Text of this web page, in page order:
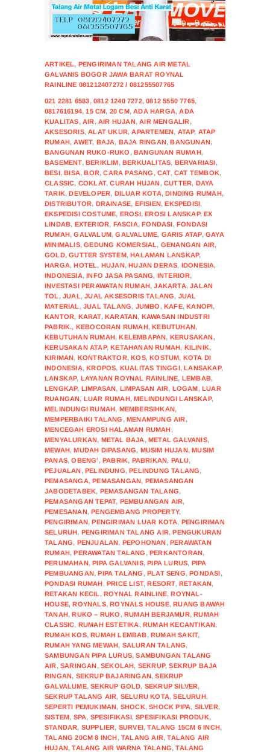
ARTIKEL, PENGIRIMAN TALANG AIR METAL
GALVANIS BOGOR JAWA BARAT ROYNAL
RAINLINE 081212407272 / 081255507765
021 2281 6583,0812 1240 7272,0812 5550 7765,
0817616194,15 CM, 20 CM,ADA HARGA,ADA
KUALITAS,AIR,AIR HUJAN,AIR MENGALIR,
AKSESORIS,ALAT UKUR,APARTEMEN, ATAP, ATAP
RUMAH,AWET, BAJA, BAJA RINGAN,BANGUNAN,
BANGUNAN RUKO-RUKO ,BANGUNAN RUMAH,
BASEMENT,BERIKLIM,BERKUALITAS, BERVARIASI,
BESI,BISA,BOR,CARA PASANG ,CAT,CAT TEMBOK,
CLASSIC, COKLAT,CURAH HUJAN,CUTTER, DAYA
TARIK,DEVELOPER, DILUAR KOTA,DINDING RUMAH,
DISTRIBUTOR, DRAINASE, EFISIEN,EKSPEDISI,
EKSPEDISI COSTUME, EROSI,EROSI LANSKAP,EX
LINDAB, EXTERIOR, FASCIA,FONDASI,FONDASI
RUMAH,GALVALUM,GALVALUME, GARIS ATAP,GAYA
MINIMALIS,GEDUNG KOMERSIAL, GENANGAN AIR,
GOLD,GUTTER SYSTEM,HALAMAN LANSKAP,
HARGA,HOTEL, HUJAN,HUJAN DERAS, IDONESIA,
INDONESIA,INFO JASA PASANG, INTERIOR,
INVESTASI PERAWATAN RUMAH,JAKARTA,JALAN
TOL ,JUAL,JUAL AKSESORIS TALANG, JUAL
MATERIAL ,JUAL TALANG, JUMBO ,KAFE,KANOPI,
KANTOR, KARAT,KARATAN, KAWASAN INDUSTRI
PABRIK., KEBOCORAN RUMAH,KEBUTUHAN,
KEBUTUHAN RUMAH,KELEMBAPAN, KERUSAKAN,
KERUSAKAN ATAP,KETAHANAN RUMAH, KILINIK,
KIRIMAN, KONTRAKTOR,KOS,KOSTUM, KOTA DI
INDONESIA,KROPOS, KUALITAS TINGGI,LANSAKAP,
LANSKAP, LAYANAN ROYNAL RAINLINE, LEMBAB,
LENGKAP, LIMPASAN, LIMPASAN AIR, LOGAM,LUAR
RUANGAN, LUAR RUMAH,MELINDUNGI LANSKAP,
MELINDUNGI RUMAH, MEMBERSIHKAN,
MEMPERBAIKI TALANG ,MENAMPUNG AIR,
MENCEGAH EROSI HALAMAN RUMAH,
MENYALURKAN, METAL BAJA,METAL GALVANIS,
MEWAH,MUDAH DIPASANG, MUSIM HUJAN,MUSIM
PANAS,OBENG' ,PABRIK, PABRIKAN, PALU,
PEJUALAN,PELINDUNG,PELINDUNG TALANG,
PEMASANGA,PEMASANGAN, PEMASANGAN
JABODETABEK, PEMASANGAN TALANG,
PEMASANGAN TEPAT, PEMBUANGAN AIR,
PEMESANAN,PENGEMBANG PROPERTY,
PENGIRIMAN,PENGIRIMAN LUAR KOTA, PENGIRIMAN
SELURUH, PENGIRIMAN TALANG AIR,PENGUKURAN
TALANG, PENJUALAN, PEPOHONAN,PERAWATAN
RUMAH,PERAWATAN TALANG ,PERKANTORAN,
PERUMAHAN,PIPA GALVANIS,PIPA LURUS, PIPA
PEMBUANGAN,PIPA TALANG ,PLAT SENG,PONDASI,
PONDASI RUMAH,PRICE LIST,RESORT,RETAKAN,
RETAKAN KECIL ,ROYNAL RAINLINE,ROYNAL-
HOUSE,ROYNALS,ROYNALS HOUSE,RUANG BAWAH
TANAH,RUKO – RUKO ,RUMAH BERJAMUR,RUMAH
CLASSIC, RUMAH ESTETIKA,RUMAH KECANTIKAN,
RUMAH KOS,RUMAH LEMBAB,RUMAH SAKIT,
RUMAH YANG MEWAH, SALURAN TALANG,
SAMBUNGAN PIPA LURUS,SAMBUNGAN TALANG
AIR,SARINGAN,SEKOLAH, SEKRUP,SEKRUP BAJA
RINGAN, SEKRUP BAJARINGAN,SEKRUP
GALVALUME,SEKRUP GOLD, SEKRUP SILVER,
SEKRUP TALANG AIR, SELURU KOTA,SELURUH,
SEPERTI PEMUKIMAN, SHOCK,SHOCK PIPA, SILVER,
SISTEM, SPA, SPESIFIKASI,SPESIFIKASI PRODUK,
STANDAR, SUPPLIER, SURVEI,TALANG 15CM 6 INCH,
TALANG 20CM 8 INCH,TALANG AIR,TALANG AIR
HUJAN,TALANG AIR WARNA TALANG,TALANG